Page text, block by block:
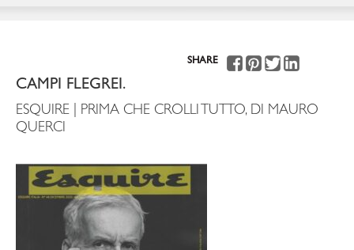
SHARE
CAMPI FLEGREI.
ESQUIRE | PRIMA CHE CROLLI TUTTO, DI MAURO
QUERCI